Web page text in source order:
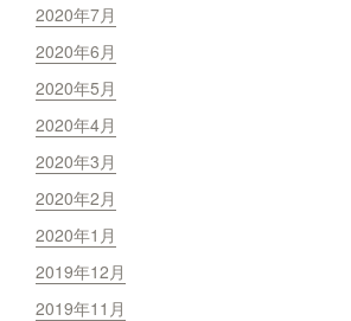
2020年7月
2020年6月
2020年5月
2020年4月
2020年3月
2020年2月
2020年1月
2019年12月
2019年11月